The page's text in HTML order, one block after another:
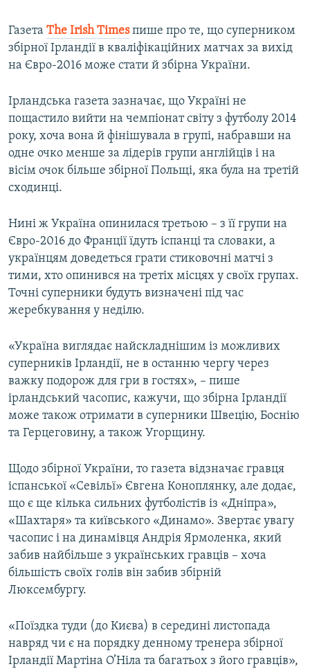
Газета The Irish Timesпише про те, що суперником
збірної Ірландії в кваліфікаційних матчах за вихід
на Євро-2016 може стати й збірна України.
Ірландська газета зазначає, що Україні не
пощастило вийти на чемпіонат світу з футболу 2014
року, хоча вона й фінішувала в групі, набравши на
одне очко менше за лідерів групи англійців і на
вісім очок більше збірної Польщі, яка була на третій
сходинці.
Нині ж Україна опинилася третьою – з її групи на
Євро-2016 до Франції їдуть іспанці та словаки, а
українцям доведеться грати стиковочні матчі з
тими, хто опинився на третіх місцях у своїх групах.
Точні суперники будуть визначені під час
жеребкування у неділю.
«Україна виглядає найскладнішим із можливих
суперників Ірландії, не в останню чергу через
важку подорож для гри в гостях», – пише
ірландський часопис, кажучи, що збірна Ірландії
може також отримати в суперники Швецію, Боснію
та Герцеговину, а також Угорщину.
Щодо збірної України, то газета відзначає гравця
іспанської «Севільї» Євгена Коноплянку, але додає,
що є ще кілька сильних футболістів із «Дніпра»,
«Шахтаря» та київського «Динамо». Звертає увагу
часопис і на динамівця Андрія Ярмоленка, який
забив найбільше з українських гравців – хоча
більшість своїх голів він забив збірній
Люксембургу.
«Поїздка туди (до Києва) в середині листопада
навряд чи є на порядку денному тренера збірної
Ірландії Мартіна О’Ніла та багатьох з його гравців»,